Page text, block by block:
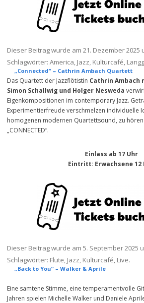
Dieser Beitrag wurde am 21. Dezember 2025
Schlagwörter: America, Jazz, Kulturcafé,
„Connected“ – Cathrin Ambach Quartett
Das Quartett der Jazzflötistin Cathrin Ambach
Simon Schallwig und Holger Nesweda
Eigenkompositionen im contemporary Jazz.
Experimentierfreude verschmelzen individuelle
homogenen modernen Quartettsound, zu
„CONNECTED“.
Einlass ab 17 Uhr
Eintritt: Erwachsene 12
Dieser Beitrag wurde am 5. September 2025
Schlagwörter: Flute, Jazz, Kulturcafé, Live.
„Back to You“ – Walker & Aprile
Eine samtene Stimme, eine temperamentvolle
Jahren spielen Michelle Walker und Daniele